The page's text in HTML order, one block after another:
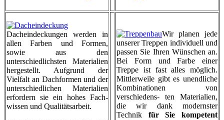
Dacheindeckungen werden in
allen Farben und Formen,
sowie aus den
unterschiedlichsten Materialien
hergestellt. Aufgrund der
Vielfalt an Dachformen und der
unterschiedlichen Materialien
erfordern sie ein hohes Fach-
wissen und Qualitätsarbeit.
Wir planen jede
unserer Treppen individuell und
passen Sie Ihren Wünschen an.
Bei Form und Farbe einer
Treppe ist fast alles möglich.
Mittlerweile gibt es unendliche
Kombinationen von
verschiedens- ten Materialien,
die wir dank modernster
Technik für Siekompetent